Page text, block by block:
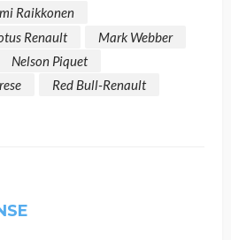
Raikkonen
Renault
Mark Webber
Nelson Piquet
Red Bull-Renault